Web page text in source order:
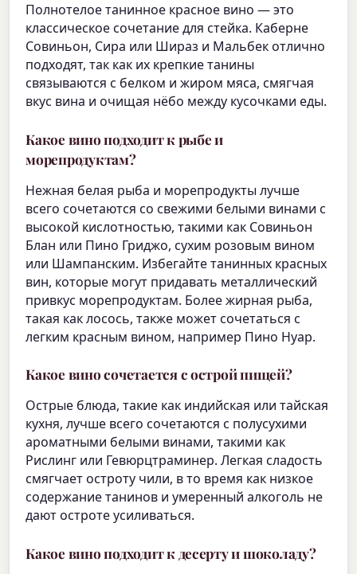
Полнотелое танинное красное вино — это
классическое сочетание для стейка. Каберне
Совиньон, Сира или Шираз и Мальбек отлично
подходят, так как их крепкие танины
связываются с белком и жиром мяса, смягчая
вкус вина и очищая нёбо между кусочками еды.
Какое вино подходит к рыбе и
морепродуктам?
Нежная белая рыба и морепродукты лучше
всего сочетаются со свежими белыми винами с
высокой кислотностью, такими как Совиньон
Блан или Пино Гриджо, сухим розовым вином
или Шампанским. Избегайте танинных красных
вин, которые могут придавать металлический
привкус морепродуктам. Более жирная рыба,
такая как лосось, также может сочетаться с
легким красным вином, например Пино Нуар.
Какое вино сочетается с острой пищей?
Острые блюда, такие как индийская или тайская
кухня, лучше всего сочетаются с полусухими
ароматными белыми винами, такими как
Рислинг или Гевюрцтраминер. Легкая сладость
смягчает остроту чили, в то время как низкое
содержание танинов и умеренный алкоголь не
дают остроте усиливаться.
Какое вино подходит к десерту и шоколаду?